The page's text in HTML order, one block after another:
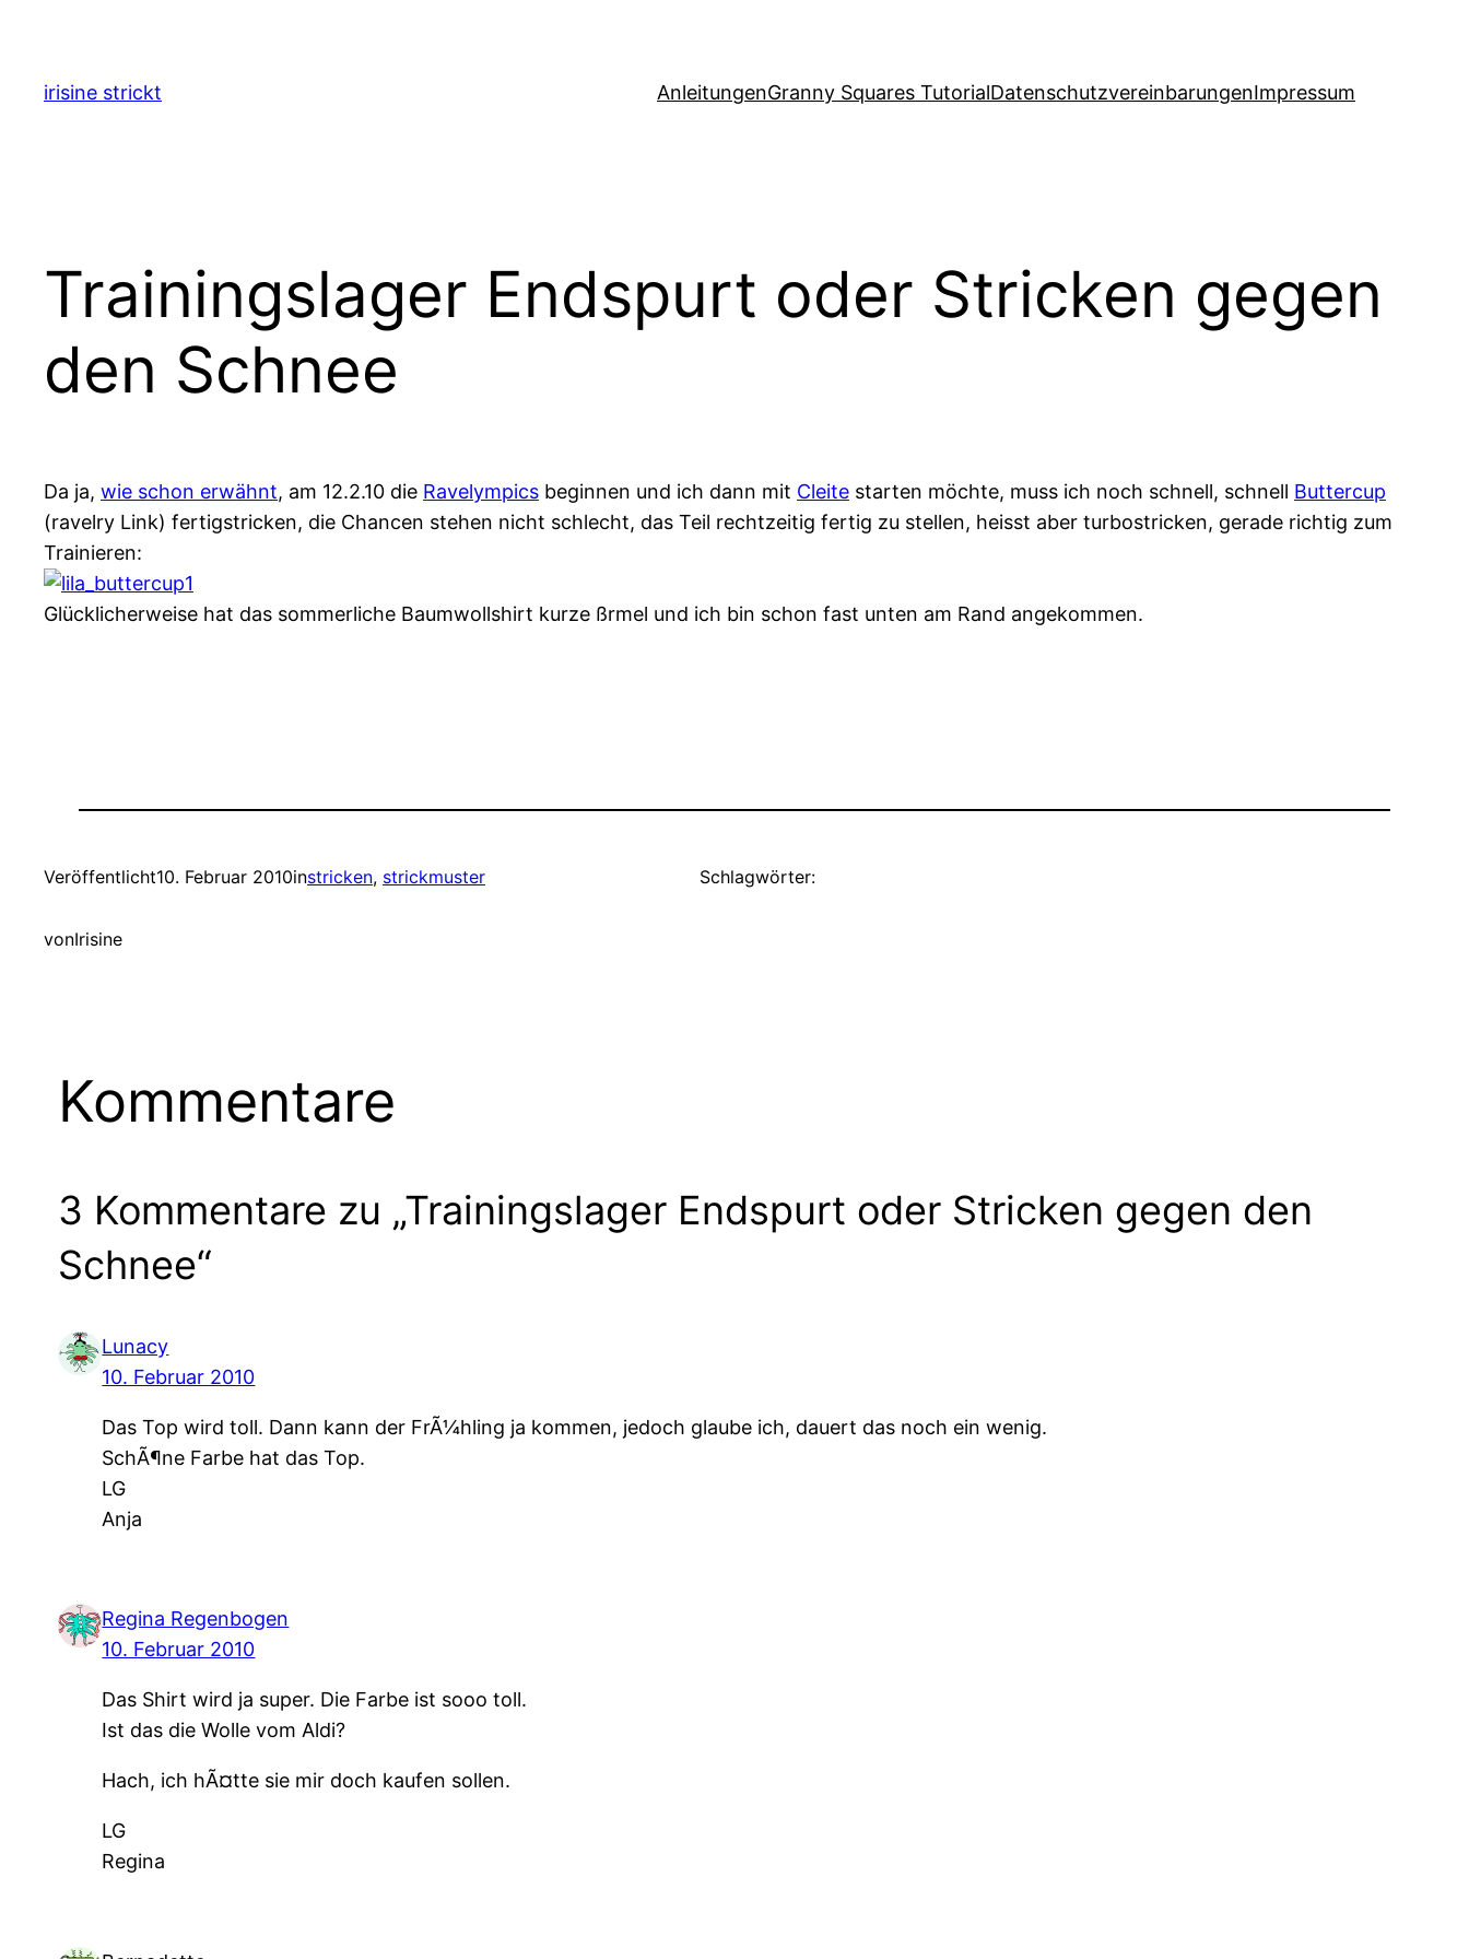
springen
irisine strickt AnleitungenGranny Squares TutorialDatenschutzvereinbarungenImpressum
Trainingslager Endspurt oder Stricken gegen
den Schnee
Da ja, wie schon erwähnt, am 12.2.10 die Ravelympics beginnen und ich dann mit Cleite starten möchte, muss ich noch schnell, schnell Buttercup
(ravelry Link) fertigstricken, die Chancen stehen nicht schlecht, das Teil rechtzeitig fertig zu stellen, heisst aber turbostricken, gerade richtig zum
Trainieren:
Glücklicherweise hat das sommerliche Baumwollshirt kurze ßrmel und ich bin schon fast unten am Rand angekommen.
Veröffentlicht10. Februar 2010instricken, strickmuster
vonIrisine
Schlagwörter:
Kommentare
3 Kommentare zu „Trainingslager Endspurt oder Stricken gegen den
Schnee“
Lunacy
10. Februar 2010
Das Top wird toll. Dann kann der FrÃ¼hling ja kommen, jedoch glaube ich, dauert das noch ein wenig.
SchÃ¶ne Farbe hat das Top.
LG
Anja
Regina Regenbogen
10. Februar 2010
Das Shirt wird ja super. Die Farbe ist sooo toll.
Ist das die Wolle vom Aldi?
Hach, ich hÃ¤tte sie mir doch kaufen sollen.
LG
Regina